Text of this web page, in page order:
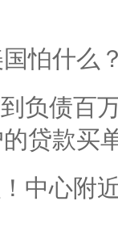
怕什么
负债百
贷款买
中心附